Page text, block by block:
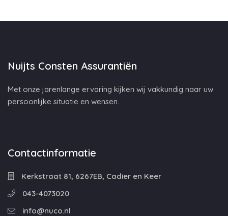
Nuijts Consten Assurantiën
Met onze jarenlange ervaring kijken wij vakkundig naar uw
persoonlijke situatie en wensen.
Contactinformatie
Kerkstraat 81, 6267EB, Cadier en Keer
043-4073020
info@nuco.nl